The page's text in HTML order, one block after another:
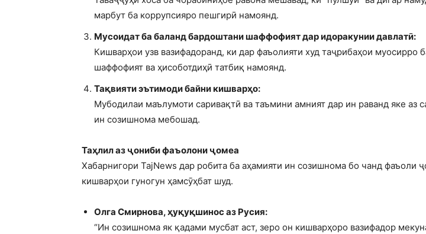
марбут ба коррупсияро пешгирӣ намоянд.
Мусоидат ба баланд бардоштани шаффофият дар идоракунии давлатӣ:
Кишварҳои узв вазифадоранд, ки дар фаъолияти худ таҷрибаҳои муосирро
шаффофият ва ҳисоботдиҳӣ татбиқ намоянд.
Тақвияти эътимоди байни кишварҳо:
Мубодилаи маълумоти саривақтӣ ва таъмини амният дар ин раванд яке аз
ин созишнома мебошад.
Таҳлил аз ҷониби фаъолони ҷомеа
Хабарнигори TajNews дар робита ба аҳамияти ин созишнома бо чанд фаъоли
кишварҳои гуногун ҳамсӯҳбат шуд.
Олга Смирнова, ҳуқуқшинос аз Русия:
“Ин созишнома як қадами мусбат аст, зеро он кишварҳоро вазифадор